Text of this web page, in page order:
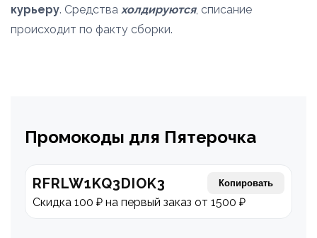
курьеру. Средства холдируются, списание
происходит по факту сборки.
Промокоды для Пятерочка
RFRLW1KQ3DIOK3 Копировать
Скидка 100 ₽ на первый заказ от 1500 ₽